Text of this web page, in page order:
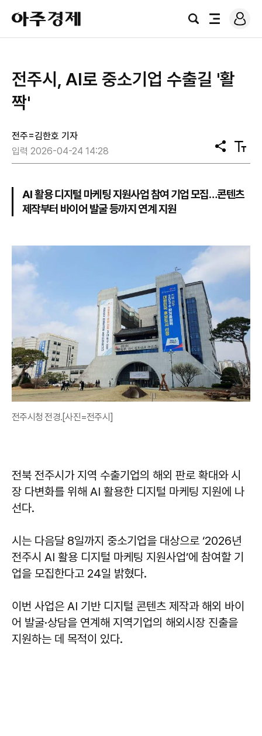
아
주
경
검
전
로
그
전주시, AI로 중소기업 수출길 '활
짝'
전주=김한호 기자
입력 2026-04-24 14:28
공
유
텍
스
기
AI 활용 디지털 마케팅 지원사업 참여 기업 모집…콘텐츠
제작부터 바이어 발굴 등까지 연계 지원
전주시청 전경.[사진=전주시]
전북 전주시가 지역 수출기업의 해외 판로 확대와 시
장 다변화를 위해 AI 활용한 디지털 마케팅 지원에 나
선다.
시는 다음달 8일까지 중소기업을 대상으로 ‘2026년
전주시 AI 활용 디지털 마케팅 지원사업’에 참여할 기
업을 모집한다고 24일 밝혔다.
이번 사업은 AI 기반 디지털 콘텐츠 제작과 해외 바이
어 발굴·상담을 연계해 지역기업의 해외시장 진출을
지원하는 데 목적이 있다.